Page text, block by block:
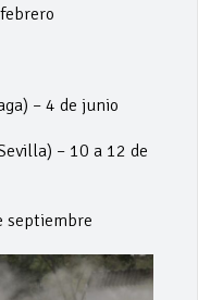
– 4 de junio
– 10 a 12 de
septiembre